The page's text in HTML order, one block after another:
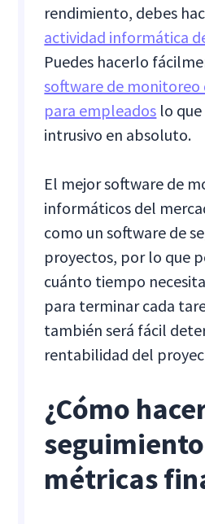
rendimiento, debes
actividad informática
Puedes hacerlo
software de
para empleados lo
intrusivo en absoluto.
El mejor software de
informáticos del
como un software de
proyectos, por lo que
cuánto tiempo
para terminar cada
también será fácil
rentabilidad del
¿Cómo
métricas